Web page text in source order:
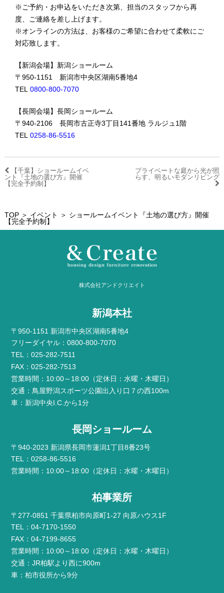
※ご予約・お申込をいただき次第、担当のスタッフから再
度、ご連絡を差し上げます。
※オンラインの方法は、お客様のご希望に合わせて柔軟にご
対応致します。
【新潟会場】新潟ショールーム
〒950-1151 新潟市中央区湖南5番地4
TEL0800-800-7070
【長岡会場】長岡ショールーム
〒940-2106 長岡市古正寺3丁目141番地 ラルジュ1階
TEL0258-86-5516
【千葉】ショールームイベ
ント『土地の選び方』開催
【完全予約制】
プライベートな庭から光が照
らす、明るいモダンリビング
TOP＞ イベント
＞ ショールームイベント『土地の選び方』開催
【完全予約制】
株式会社アンドクリエイト
新潟本社
〒950-1151 新潟市中央区湖南5番地4
フリーダイヤル：0800-800-7070
TEL：025-282-7511
FAX：025-282-7513
営業時間：10:00～18:00（定休日：水曜・木曜日）
交通：鳥屋野潟スポーツ公園出入り口７の西100m
車：新潟中央I.C.から1分
長岡ショールーム
〒940-2023 新潟県長岡市蓮潟1丁目8番23号
TEL：0258-86-5516
営業時間：10:00～18:00（定休日：水曜・木曜日）
柏事業所
〒277-0851 千葉県柏市向原町1-27 向原ハウス1F
TEL：04-7170-1550
FAX：04-7199-8655
営業時間：10:00～18:00（定休日：水曜・木曜日）
交通：JR柏駅より西に900m
車：柏市役所から9分